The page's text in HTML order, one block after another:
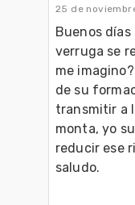
25 de
Buenos
verruga se
me
de su
transmitir a
monta, yo
reducir ese
saludo.